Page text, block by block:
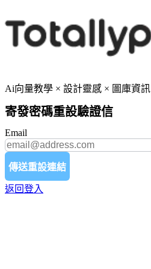
Ai向量教學 × 設計靈感 × 圖庫資訊
寄發密碼重設驗證信
Email
傳送重設連結
返回登入